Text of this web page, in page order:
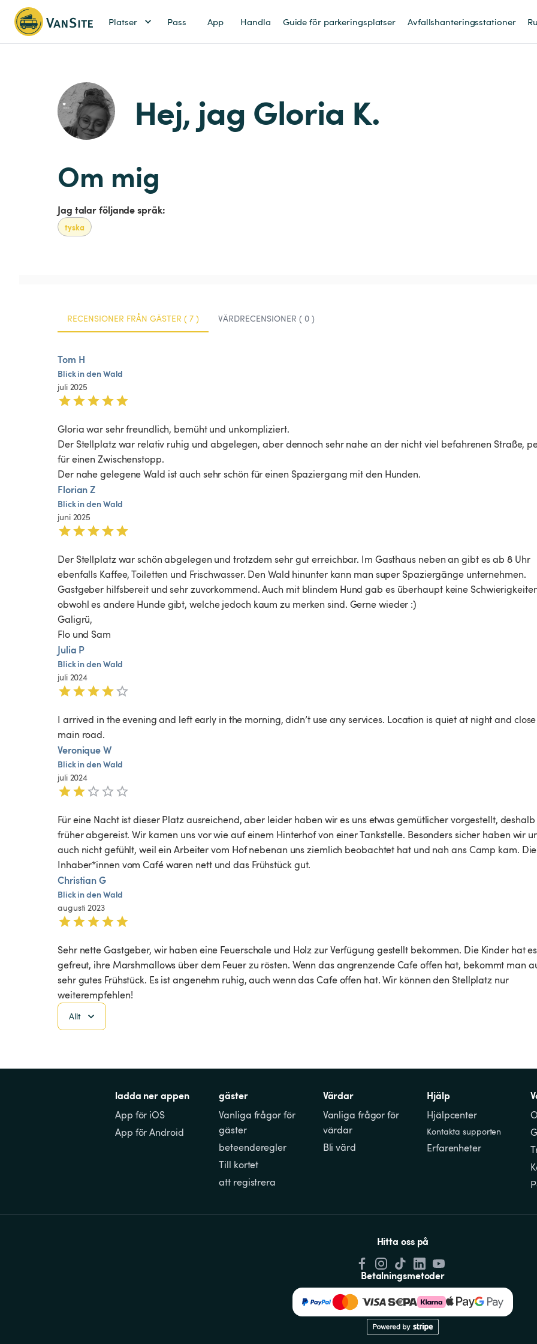
Platser Pass App Handla Guide för parkeringsplatser Avfallshanteringsstationer
Hej, jag Gloria K.
Om mig
Jag talar följande språk:
tyska
RECENSIONER FRÅN GÄSTER ( 7 ) VÄRDRECENSIONER ( 0 )
Tom H
BlickindenWald
juli 2025
Gloria war sehr freundlich, bemüht und unkompliziert.
Der Stellplatz war relativ ruhig und abgelegen, aber dennoch sehr nahe an der nicht viel befahrenen Straße,
für einen Zwischenstopp.
Der nahe gelegene Wald ist auch sehr schön für einen Spaziergang mit den Hunden.
Florian Z
BlickindenWald
juni 2025
Der Stellplatz war schön abgelegen und trotzdem sehr gut erreichbar. Im Gasthaus neben an gibt es ab 8 Uhr
ebenfalls Kaffee, Toiletten und Frischwasser. Den Wald hinunter kann man super Spaziergänge unternehmen.
Gastgeber hilfsbereit und sehr zuvorkommend. Auch mit blindem Hund gab es überhaupt keine
obwohl es andere Hunde gibt, welche jedoch kaum zu merken sind. Gerne wieder :)
Galigrü,
Flo und Sam
Julia P
BlickindenWald
juli 2024
I arrived in the evening and left early in the morning, didn’t use any services. Location is quiet at night and
main road.
Veronique W
BlickindenWald
juli 2024
Für eine Nacht ist dieser Platz ausreichend, aber leider haben wir es uns etwas gemütlicher vorgestellt,
früher abgereist. Wir kamen uns vor wie auf einem Hinterhof von einer Tankstelle. Besonders sicher haben wir
auch nicht gefühlt, weil ein Arbeiter vom Hof nebenan uns ziemlich beobachtet hat und nah ans Camp kam.
Inhaber*innen vom Café waren nett und das Frühstück gut.
Christian G
BlickindenWald
augusti 2023
Sehr nette Gastgeber, wir haben eine Feuerschale und Holz zur Verfügung gestellt bekommen. Die Kinder hat
gefreut, ihre Marshmallows über dem Feuer zu rösten. Wenn das angrenzende Cafe offen hat, bekommt man
sehr gutes Frühstück. Es ist angenehm ruhig, auch wenn das Cafe offen hat. Wir können den Stellplatz nur
weiterempfehlen!
Allt
ladda ner appen
App för iOS
App för Android
gäster
Vanliga frågor för
gäster
beteenderegler
Till kortet
att registrera
Värdar
Vanliga frågor för
värdar
Bli värd
Hjälp
Hjälpcenter
Kontakta supporten
Erfarenheter
Hitta oss på
Betalningsmetoder